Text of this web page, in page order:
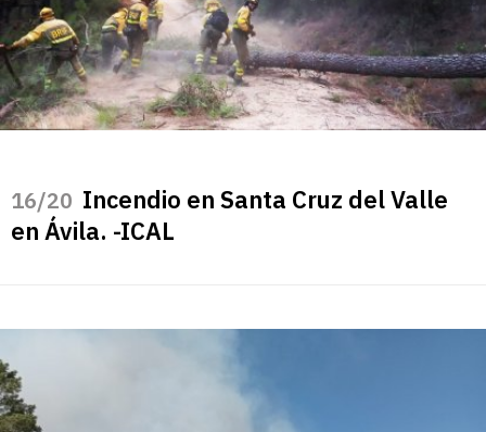
/20 Incendio en Santa Cruz del Valle
en Ávila. -ICAL